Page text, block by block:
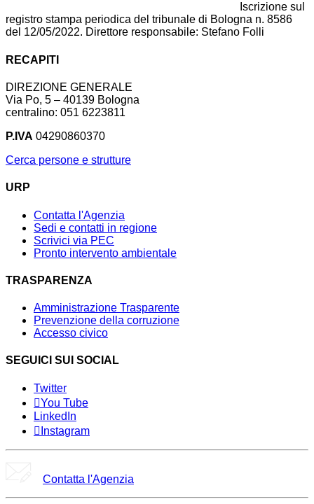
Iscrizione sul
registro stampa periodica del tribunale di Bologna n. 8586
del 12/05/2022. Direttore responsabile: Stefano Folli
RECAPITI
DIREZIONE GENERALE
Via Po, 5 – 40139 Bologna
centralino: 051 6223811
P.IVA 04290860370
Cerca persone e strutture
URP
Contatta l'Agenzia
Sedi e contatti in regione
Scrivici via PEC
Pronto intervento ambientale
TRASPARENZA
Amministrazione Trasparente
Prevenzione della corruzione
Accesso civico
SEGUICI SUI SOCIAL
Twitter
You Tube
LinkedIn
Instagram
Contatta l'Agenzia